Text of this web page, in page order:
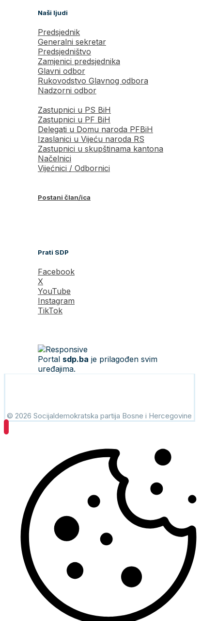
Naši ljudi
Predsjednik
Generalni sekretar
Predsjedništvo
Zamjenici predsjednika
Glavni odbor
Rukovodstvo Glavnog odbora
Nadzorni odbor
Zastupnici u PS BiH
Zastupnici u PF BiH
Delegati u Domu naroda PFBiH
Izaslanici u Vijeću naroda RS
Zastupnici u skupštinama kantona
Načelnici
Vijećnici / Odbornici
Postani član/ica
Prati SDP
Facebook
X
YouTube
Instagram
TikTok
Portal sdp.ba je prilagođen svim
uređajima.
© 2026 Socijaldemokratska partija Bosne i Hercegovine